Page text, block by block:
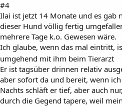
#4
Ilai ist jetzt 14 Monate und es gab
dieser Hund völlig fertig
mehrere Tage k.o. Gewesen wäre.
Ich glaube, wenn das mal eintritt,
umgehend mit ihm beim Tierarzt
Er ist tagsüber drinnen relativ
aber sofort da und bereit, wenn
Nachts schläft er tief, aber auch
durch die Gegend tapere, weil